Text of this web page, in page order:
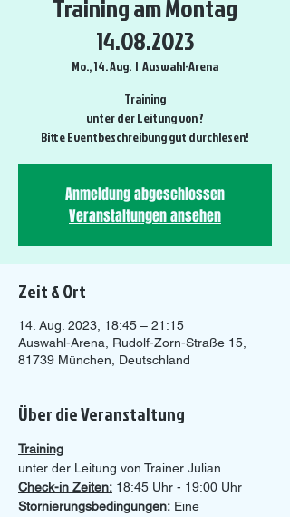
Training am Montag
14.08.2023
Mo., 14. Aug.
  |
Auswahl-Arena
Training
unter der Leitung von ?
Bitte Eventbeschreibung gut durchlesen!
Anmeldung abgeschlossen
Veranstaltungen ansehen
Zeit & Ort
14. Aug. 2023, 18:45 – 21:15
Auswahl-Arena, Rudolf-Zorn-Straße 15,
81739 München, Deutschland
Über die Veranstaltung
Training
unter der Leitung von Trainer Julian.
Check-in Zeiten: 18:45 Uhr - 19:00 Uhr
Stornierungsbedingungen: Eine